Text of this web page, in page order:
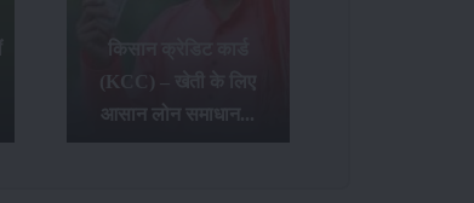
किसान क्रेडिट कार्ड
(KCC) – खेती के लिए
आसान लोन समाधान...